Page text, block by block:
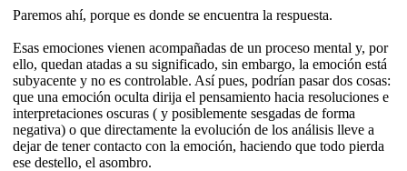
Paremos ahí, porque es donde se encuentra la respuesta.
Esas emociones vienen acompañadas de un proceso mental y, por
ello, quedan atadas a su significado, sin embargo, la emoción está
subyacente y no es controlable. Así pues, podrían pasar dos cosas:
que una emoción oculta dirija el pensamiento hacia resoluciones e
interpretaciones oscuras ( y posiblemente sesgadas de forma
negativa) o que directamente la evolución de los análisis lleve a
dejar de tener contacto con la emoción, haciendo que todo pierda
ese destello, el asombro.